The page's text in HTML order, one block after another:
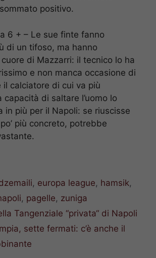
positivo.
6 + – Le sue finte fanno
di un tifoso, ma hanno
di Mazzarri: il tecnico lo ha
e non manca occasione di
il calciatore di cui va più
capacità di saltare l’uomo lo
in più per il Napoli: se riuscisse
più concreto, potrebbe
, europa league, hamsik,
, pagelle, zuniga
Tangenziale “privata“ di Napoli
sette fermati: c’è anche il